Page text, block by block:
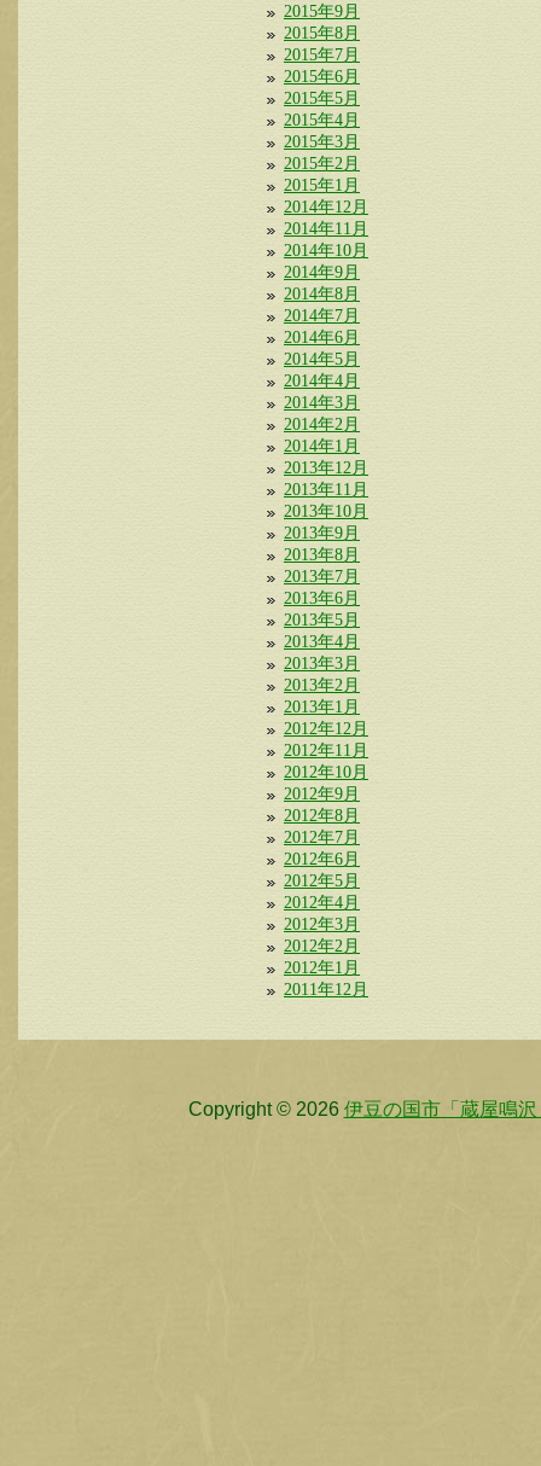
2015年9月
2015年8月
2015年7月
2015年6月
2015年5月
2015年4月
2015年3月
2015年2月
2015年1月
2014年12月
2014年11月
2014年10月
2014年9月
2014年8月
2014年7月
2014年6月
2014年5月
2014年4月
2014年3月
2014年2月
2014年1月
2013年12月
2013年11月
2013年10月
2013年9月
2013年8月
2013年7月
2013年6月
2013年5月
2013年4月
2013年3月
2013年2月
2013年1月
2012年12月
2012年11月
2012年10月
2012年9月
2012年8月
2012年7月
2012年6月
2012年5月
2012年4月
2012年3月
2012年2月
2012年1月
2011年12月
Copyright © 2026 伊豆の国市「蔵屋鳴